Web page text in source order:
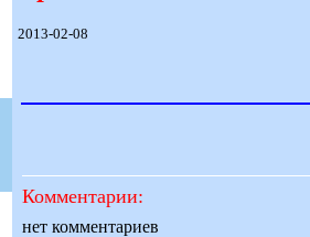
2013-02-08
Комментарии:
нет комментариев